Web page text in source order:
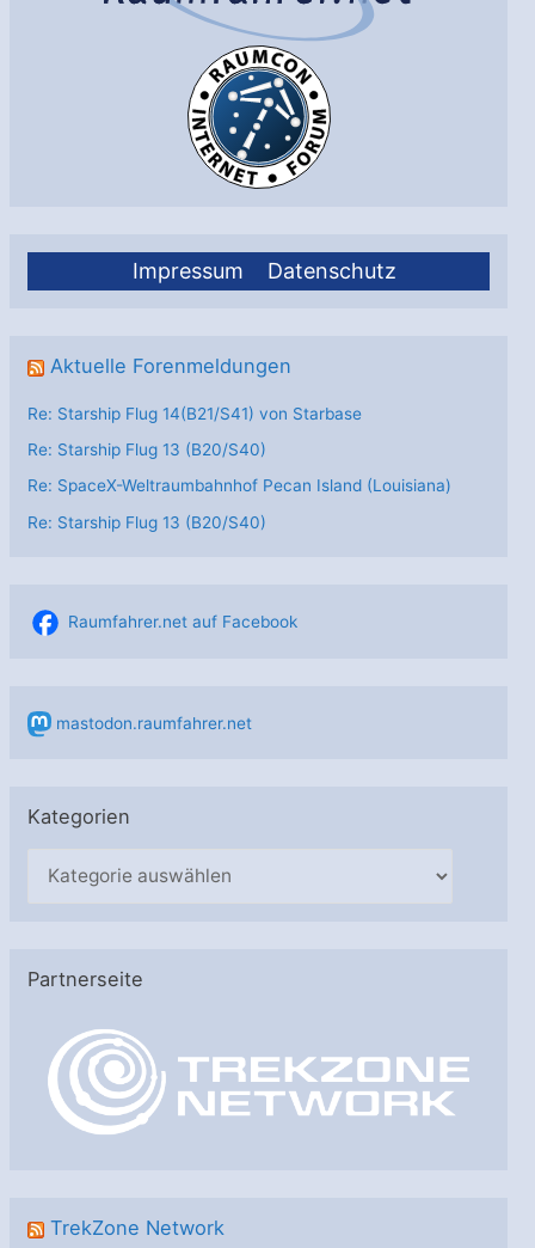
Impressum Datenschutz
Aktuelle Forenmeldungen
Re: Starship Flug 14(B21/S41) von Starbase
Re: Starship Flug 13 (B20/S40)
Re: SpaceX-Weltraumbahnhof Pecan Island (Louisiana)
Re: Starship Flug 13 (B20/S40)
Raumfahrer.net auf Facebook
mastodon.raumfahrer.net
Kategorien
g
Partnerseite
TrekZone Network